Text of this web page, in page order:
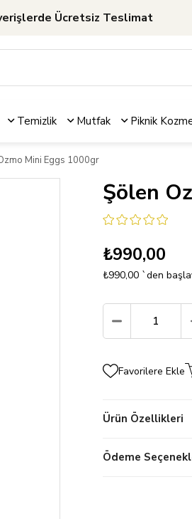
Ücretsiz Teslimat
Temizlik Mutfak Piknik
Mini Eggs 1000gr
Şölen
₺990,00
₺990,00 `den
Favorilere Ekle
Ürün Özellikleri
Ödeme